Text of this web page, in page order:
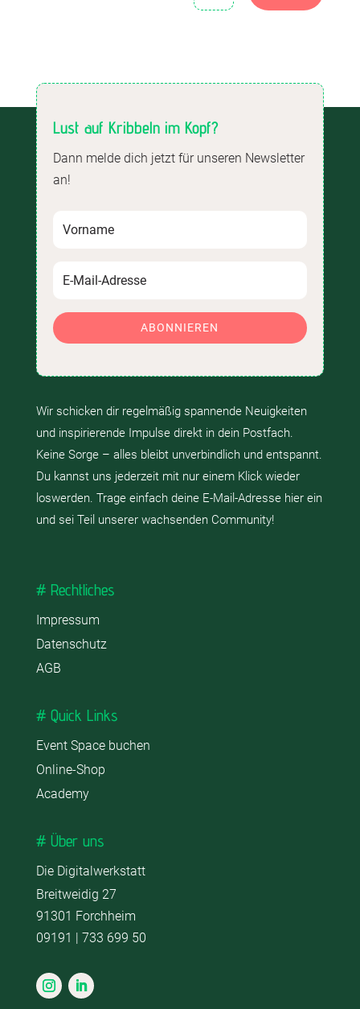
Lust auf Kribbeln im Kopf?
Dann melde dich jetzt für unseren Newsletter
an!
ABONNIEREN
Wir schicken dir regelmäßig spannende Neuigkeiten
und inspirierende Impulse direkt in dein Postfach.
Keine Sorge – alles bleibt unverbindlich und entspannt.
Du kannst uns jederzeit mit nur einem Klick wieder
loswerden. Trage einfach deine E-Mail-Adresse hier ein
und sei Teil unserer wachsenden Community!
# Rechtliches
Impressum
Datenschutz
AGB
# Quick Links
Event Space buchen
Online-Shop
Academy
# Über uns
Die Digitalwerkstatt
Breitweidig 27
91301 Forchheim
09191 | 733 699 50